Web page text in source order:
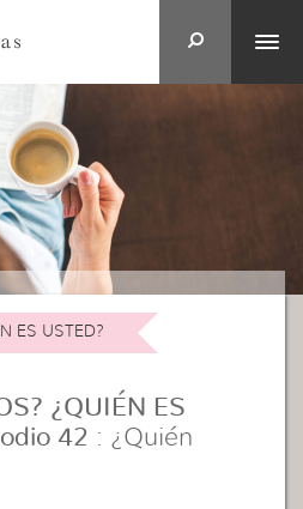
ES USTED?
¿QUIÉN ES
42 : ¿Quién